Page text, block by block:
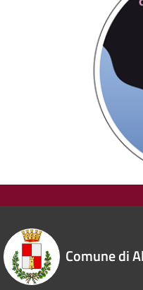
Comune di